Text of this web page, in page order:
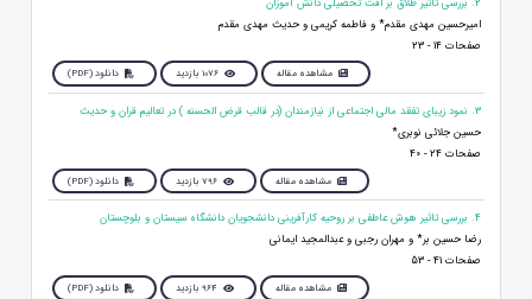
2. بررسی تاثیر طلاق بر افت تحصیلی دانش آموزان
امیرحسین مهدی مقدم* و فاطمه کریمی و حدیث مهدی مقدم
صفحات 14 - 23
مشاهده مقاله 1076 بازدید دانلود (PDF)
3. نمود زیبای تفقد مالی اجتماعی از نیازمندان (در قالب قرض الحسنه ) در تعالیم قران و حدیث
حسین جلائی نوبری*
صفحات 24 - 40
مشاهده مقاله 796 بازدید دانلود (PDF)
4. بررسی تاثیر هوش عاطفی بر روحیه کارآفرینی دانشجویان دانشگاه سیستان و بلوچستان
رضا حسین بر* و مهران رجبی و عبدالمجید ایمانی
صفحات 41 - 53
مشاهده مقاله 964 بازدید دانلود (PDF)